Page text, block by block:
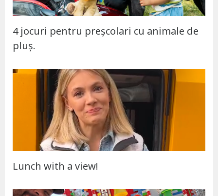
4 jocuri pentru preșcolari cu animale de
pluș.
Lunch with a view!